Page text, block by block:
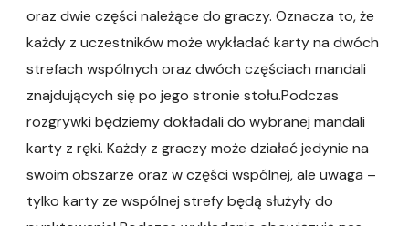
oraz dwie części należące do graczy. Oznacza to, że
każdy z uczestników może wykładać karty na dwóch
strefach wspólnych oraz dwóch częściach mandali
znajdujących się po jego stronie stołu.Podczas
rozgrywki będziemy dokładali do wybranej mandali
karty z ręki. Każdy z graczy może działać jedynie na
swoim obszarze oraz w części wspólnej, ale uwaga –
tylko karty ze wspólnej strefy będą służyły do